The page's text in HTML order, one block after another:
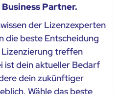
Partner.
der Lizenzexperten
die beste Entscheidung
treffen
ist dein aktueller Bedarf
dein zukünftiger
Wähle das beste